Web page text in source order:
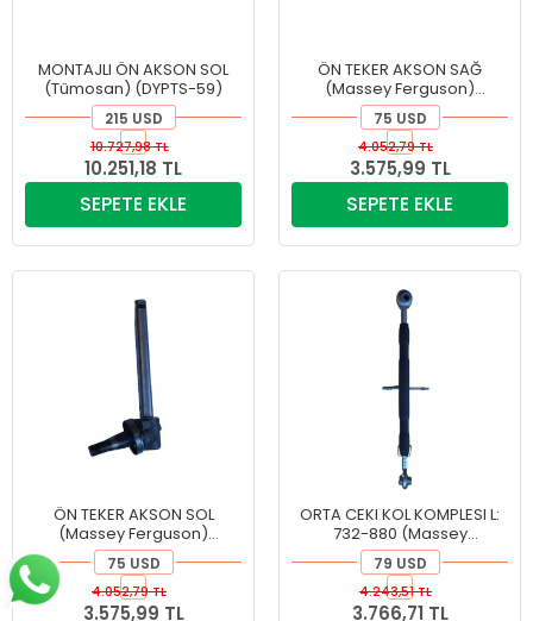
MONTAJLI ÖN AKSON SOL
(Tümosan) (DYPTS-59)
215 USD
10.251,18 TL
10.727,98 TL
SEPETE EKLE
ÖN TEKER AKSON SAĞ
(Massey Ferguson)
(DYPMF-32)
75 USD
3.575,99 TL
4.052,79 TL
SEPETE EKLE
ÖN TEKER AKSON SOL
(Massey Ferguson)
(DYPMF-31)
75 USD
3.575,99 TL
4.052,79 TL
ORTA CEKI KOL KOMPLESI L:
732-880 (Massey
Ferguson) (DYPMF-24)
79 USD
3.766,71 TL
4.243,51 TL